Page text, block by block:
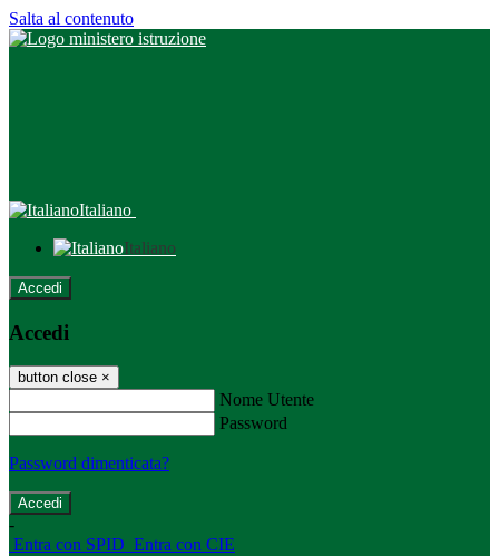
Salta al contenuto
Italiano
Italiano
Accedi
Accedi
button close ×
Nome Utente
Password
Password dimenticata?
-
Entra con SPID Entra con CIE